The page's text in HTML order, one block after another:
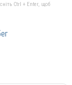
Ctrl + Enter, щоб